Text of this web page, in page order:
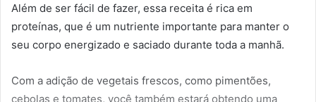
Além de ser fácil de fazer, essa receita é rica em
proteínas, que é um nutriente importante para manter o
seu corpo energizado e saciado durante toda a manhã.
Com a adição de vegetais frescos, como pimentões,
cebolas e tomates, você também estará obtendo uma